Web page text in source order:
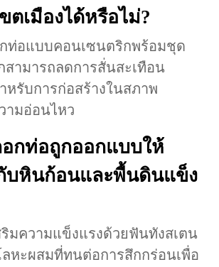
ตเมืองได้หรือไม่?
ท่อแบบคอนเซนตริกพร้อมชุด
สามารถลดการสั่นสะเทือน
หรับการก่อสร้างในสภาพ
ามอ่อนไหว
อกท่อถูกออกแบบให้
บหินก้อนและพื้นดินแข็ง
มความแข็งแรงด้วยฟันทังสเตน
หะผสมที่ทนต่อการสึกกร่อนเพื่อ